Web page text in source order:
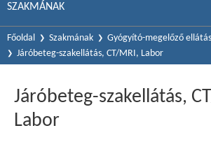
SZAKMÁNAK
Főoldal Szakmának Gyógyító-megelőző ellátás
Járóbeteg-szakellátás, CT/MRI, Labor
Járóbeteg-szakellátás,
Labor